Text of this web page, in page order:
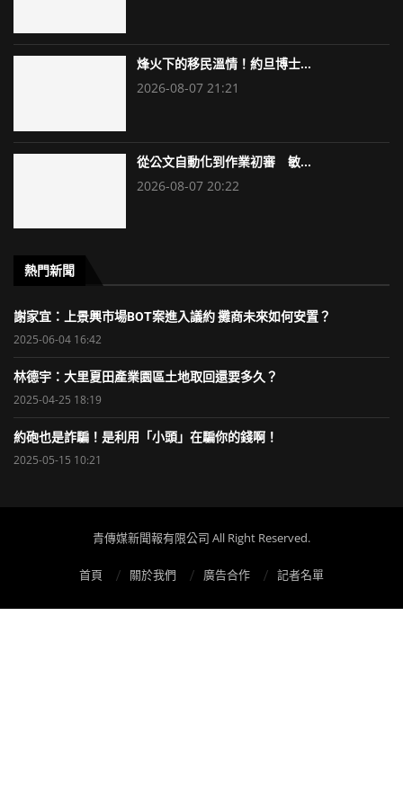
烽火下的移民溫情！約旦博士...
2026-08-07 21:21
從公文自動化到作業初審 敏...
2026-08-07 20:22
熱門新聞
謝家宜：上景興市場BOT案進入議約 攤商未來如何安置？
2025-06-04 16:42
林德宇：大里夏田產業園區土地取回還要多久？
2025-04-25 18:19
約砲也是詐騙！是利用「小頭」在騙你的錢啊！
2025-05-15 10:21
青傳媒新聞報有限公司 All Right Reserved.
首頁 關於我們 廣告合作 記者名單